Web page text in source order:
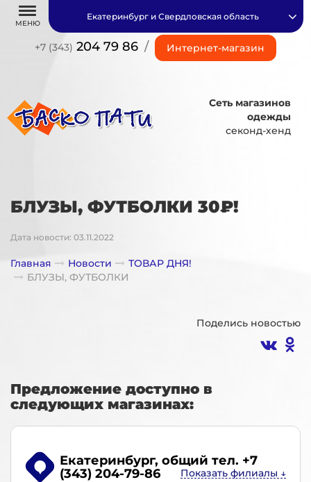
МЕНЮ
+7 (343) 204 79 86 / Интернет-магазин
Екатеринбург и Свердловская область
Сеть магазинов
одежды
секонд-хенд
БЛУЗЫ, ФУТБОЛКИ 30₽!
Дата новости: 03.11.2022
Главная Новости
ТОВАР ДНЯ!
БЛУЗЫ, ФУТБОЛКИ
Поделись новостью
Предложение доступно в
следующих магазинах:
Екатеринбург, общий тел. +7
(343) 204-79-86